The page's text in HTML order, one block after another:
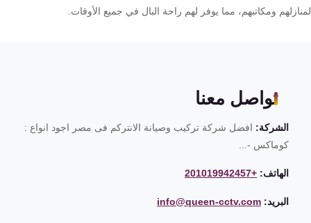
ومكاتبهم، مما يوفر لهم راحة البال في جميع الأوقات.
تواصل معنا
الشركة:افضل شركة تركيب وصيانة الانتركم فى مصر اجود انواع :
كوماكس -...
الهاتف: +201019942457
البريد: info@queen-cctv.com